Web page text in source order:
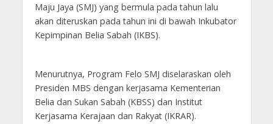
Maju Jaya (SMJ) yang bermula pada tahun lalu
akan diteruskan pada tahun ini di bawah Inkubator
Kepimpinan Belia Sabah (IKBS).
Menurutnya, Program Felo SMJ diselaraskan oleh
Presiden MBS dengan kerjasama Kementerian
Belia dan Sukan Sabah (KBSS) dan Institut
Kerjasama Kerajaan dan Rakyat (IKRAR).